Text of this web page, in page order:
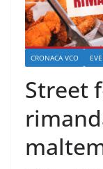
CRONACA VCO
Street